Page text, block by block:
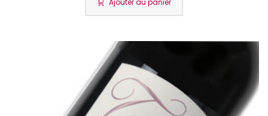
Ajouter au panier